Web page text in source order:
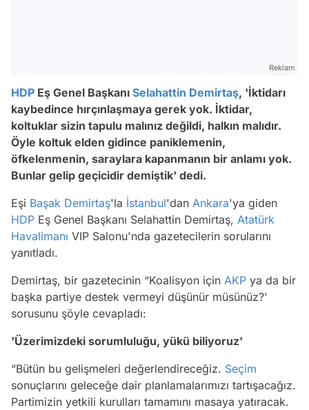
Reklam
HDP Eş Genel Başkanı Selahattin Demirtaş, 'İktidarı
kaybedince hırçınlaşmaya gerek yok. İktidar,
koltuklar sizin tapulu malınız değildi, halkın malıdır.
Öyle koltuk elden gidince paniklemenin,
öfkelenmenin, saraylara kapanmanın bir anlamı yok.
Bunlar gelip geçicidir demiştik' dedi.
Eşi Başak Demirtaş'la İstanbul'dan Ankara'ya giden
HDP Eş Genel Başkanı Selahattin Demirtaş, Atatürk
Havalimanı VIP Salonu'nda gazetecilerin sorularını
yanıtladı.
Demirtaş, bir gazetecinin “Koalisyon için AKP ya da bir
başka partiye destek vermeyi düşünür müsünüz?'
sorusunu şöyle cevapladı:
'Üzerimizdeki sorumluluğu, yükü biliyoruz'
“Bütün bu gelişmeleri değerlendireceğiz. Seçim
sonuçlarını geleceğe dair planlamalarımızı tartışacağız.
Partimizin yetkili kurulları tamamını masaya yatıracak.